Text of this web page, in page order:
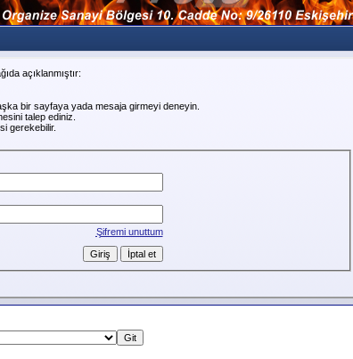
açıklanmıştır:
bir sayfaya yada mesaja girmeyi deneyin.
talep ediniz.
gerekebilir.
Şifremi unuttum